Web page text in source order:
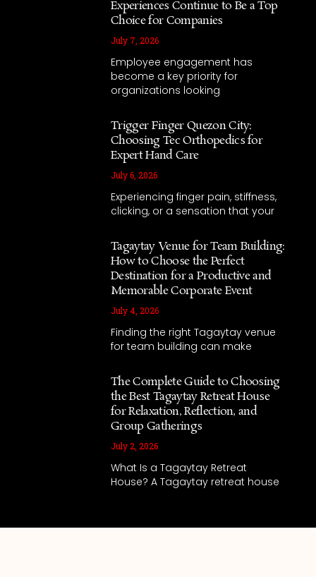
Experiences Continue to Be a Top
Choice for Companies
July 7, 2026
Employee engagement has
become a key priority for
organizations looking
Trigger Finger Quezon City:
Choosing Tec Orthopedics for
Expert Hand Care
July 6, 2026
Experiencing finger pain, stiffness,
clicking, or a sensation that your
Tagaytay Venue for Team Building:
How to Choose the Perfect
Destination for a Productive and
Memorable Corporate Event
July 4, 2026
Finding the right Tagaytay venue
for team building can make
The Complete Guide to Choosing
the Best Tagaytay Retreat House
for Relaxation, Reflection, and
Group Gatherings
July 2, 2026
What Is a Tagaytay Retreat
House? A Tagaytay retreat house